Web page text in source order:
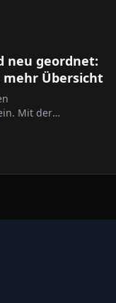
neu geordnet:
Übersicht
Mit der
und an die